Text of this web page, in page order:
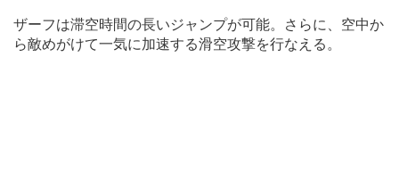
ザーフは滞空時間の長いジャンプが可能。さらに、空中か
ら敵めがけて一気に加速する滑空攻撃を行なえる。